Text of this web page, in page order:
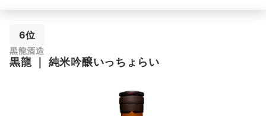
6位
黒龍酒造
黒龍 純米吟醸いっちょらい